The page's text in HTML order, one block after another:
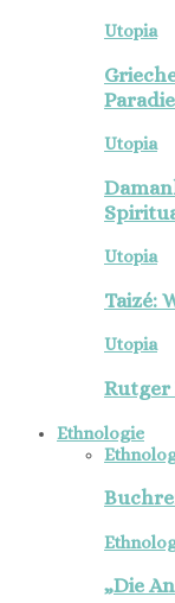
Utopia
Utopia
Utopia
Taizé:
Utopia
Rutger
Ethnologie
„Die